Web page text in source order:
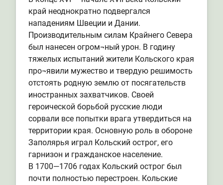
край неоднократно подвергался
нападениям Швеции и Дании.
Производительным силам Крайнего Севера
был нанесен огром¬ный урон. В годину
тяжелых испытаний жители Кольского края
про¬явили мужество и твердую решимость
отстоять родную землю от посягательств
иностранных захватчиков. Своей
героической борьбой русские люди
сорвали все попытки врага утвердиться на
территории края. Основную роль в обороне
Заполярья играл Кольский острог, его
гарнизон и гражданское население.
В 1700—1706 годах Кольский острог был
почти полностью перестроен. Кольские